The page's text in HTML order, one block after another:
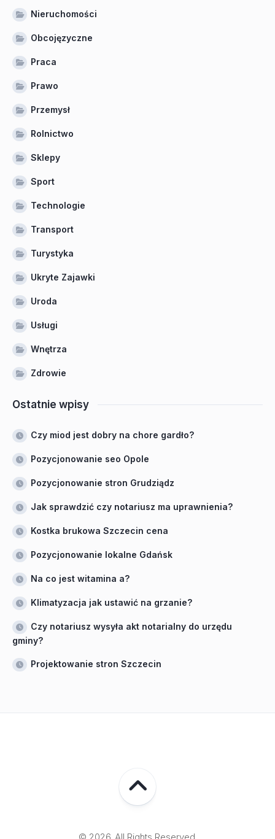
Nieruchomości
Obcojęzyczne
Praca
Prawo
Przemysł
Rolnictwo
Sklepy
Sport
Technologie
Transport
Turystyka
Ukryte Zajawki
Uroda
Usługi
Wnętrza
Zdrowie
Ostatnie wpisy
Czy miod jest dobry na chore gardło?
Pozycjonowanie seo Opole
Pozycjonowanie stron Grudziądz
Jak sprawdzić czy notariusz ma uprawnienia?
Kostka brukowa Szczecin cena
Pozycjonowanie lokalne Gdańsk
Na co jest witamina a?
Klimatyzacja jak ustawić na grzanie?
Czy notariusz wysyła akt notarialny do urzędu
gminy?
Projektowanie stron Szczecin